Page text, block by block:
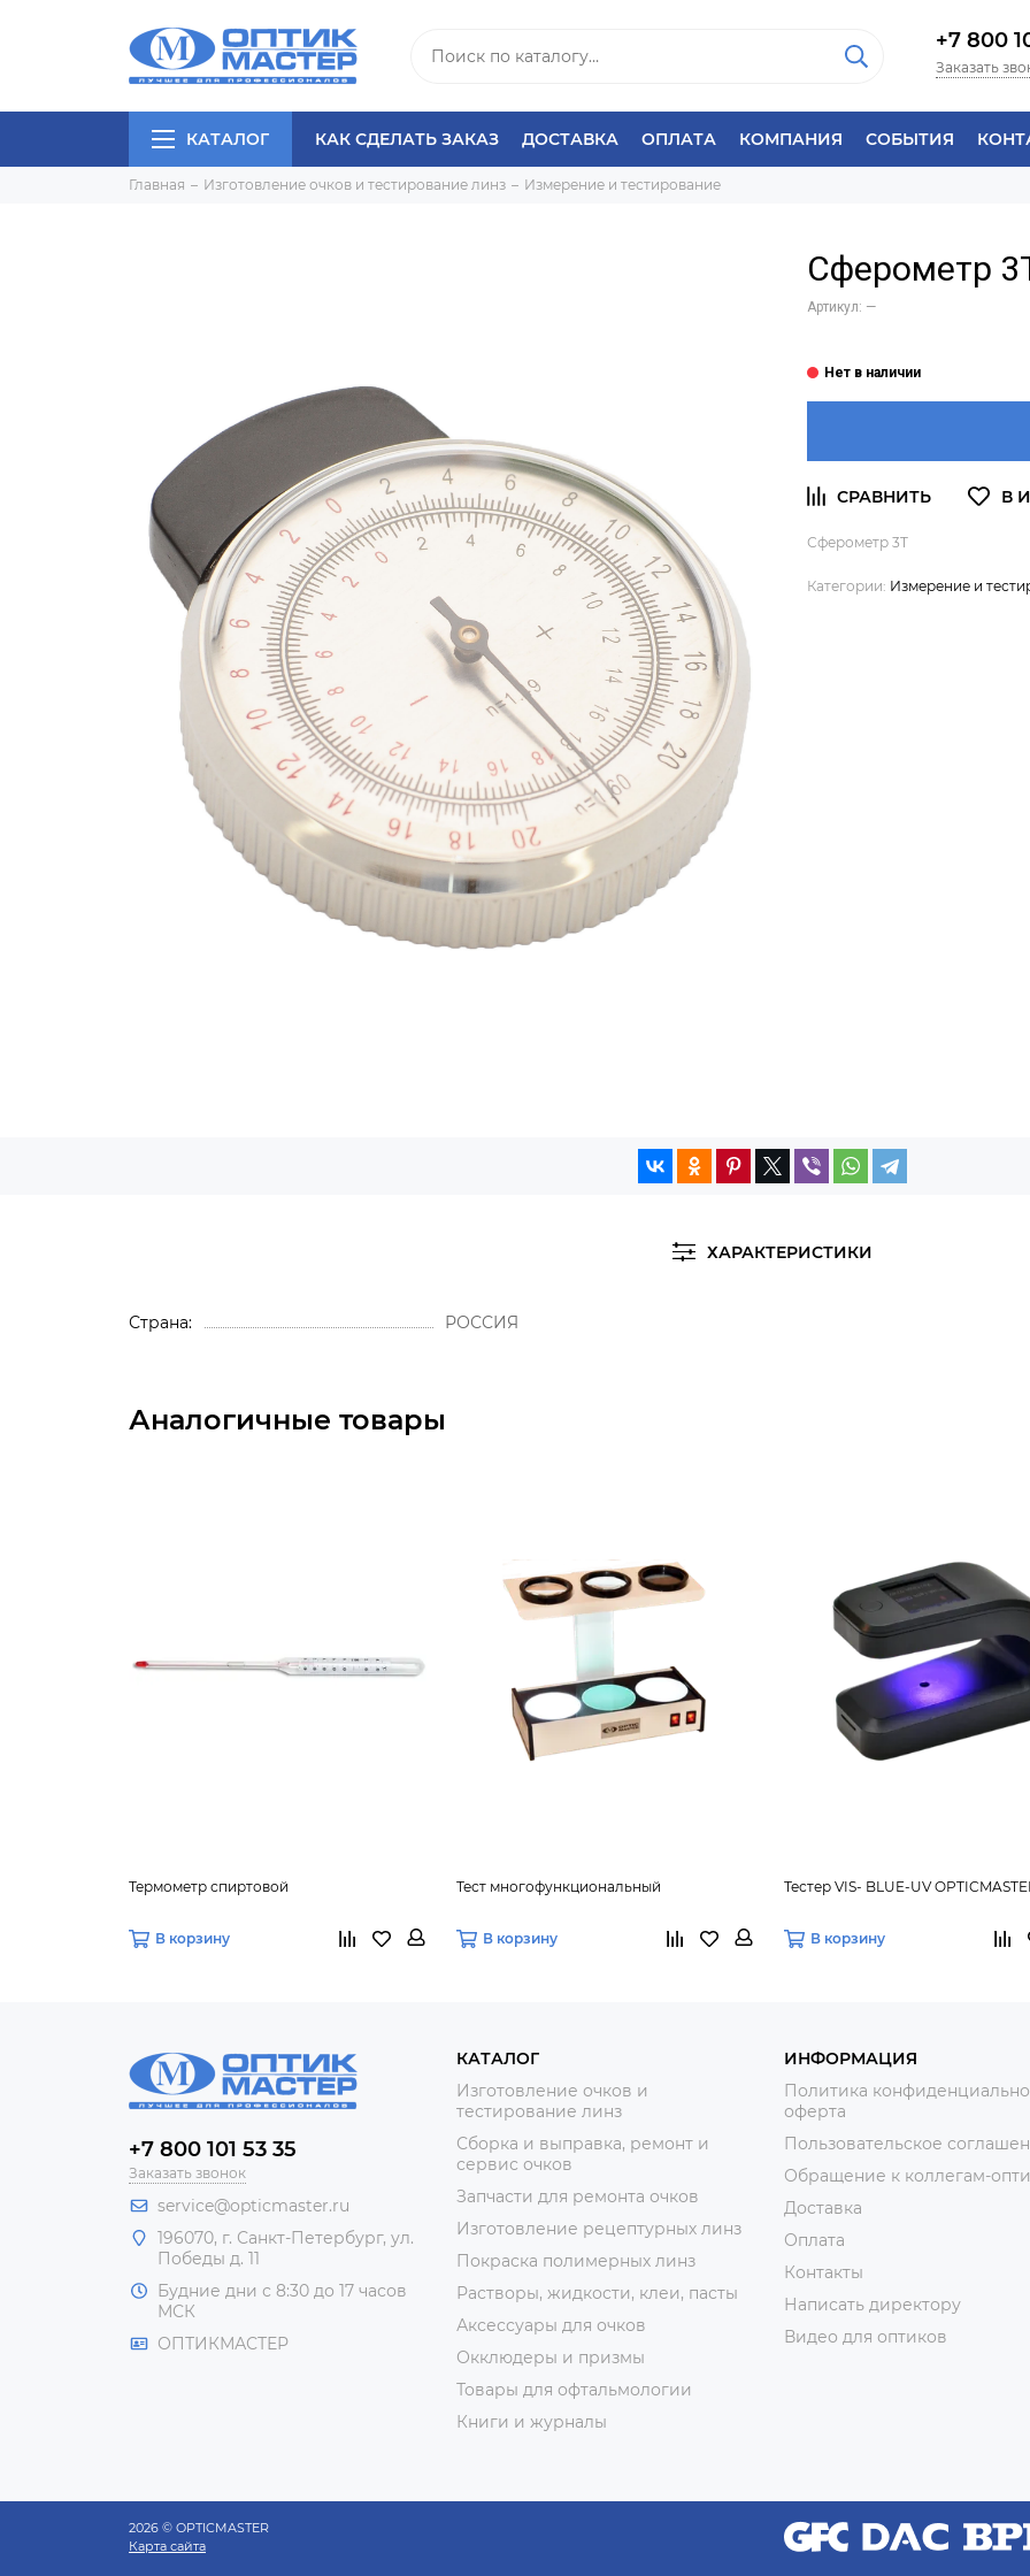
+7 800
Заказать
КАТАЛОГ КАК СДЕЛАТЬ ЗАКАЗ ДОСТАВКА ОПЛАТА КОМПАНИЯ СОБЫТИЯ
Главная Изготовление очков и тестирование линз Измерение и тестирование
Сферометр
Артикул: —
Сферометр 3T
Категории: Измерение и
ХАРАКТЕРИСТИКИ
Страна РОССИЯ
Аналогичные товары
Термометр спиртовой
В корзину
Тест многофункциональный
В корзину
Тестер VIS- BLUE-UV
В корзину
+7 800 101 53 35
Заказать звонок
service@opticmaster.ru
196070, г. Санкт-Петербург, ул.
Победы д. 11
Будние дни с 8:30 до 17 часов
МСК
ОПТИКМАСТЕР
КАТАЛОГ
Изготовление очков и
тестирование линз
Сборка и выправка, ремонт и
сервис очков
Запчасти для ремонта очков
Изготовление рецептурных линз
Покраска полимерных линз
Растворы, жидкости, клеи, пасты
Аксессуары для очков
Окклюдеры и призмы
Товары для офтальмологии
Книги и журналы
ИНФОРМАЦИЯ
Политика
оферта
Пользовательское
Обращение к коллегам-
Доставка
Оплата
Контакты
Написать директору
Видео для оптиков
2026 © OPTICMASTER
Карта сайта